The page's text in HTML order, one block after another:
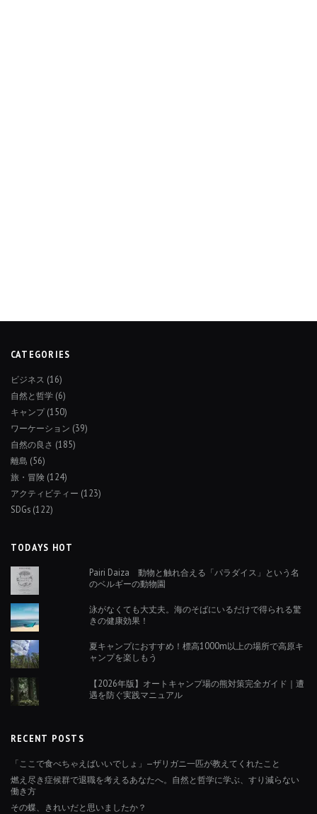
CATEGORIES
ビジネス (16)
自然と哲学 (6)
キャンプ(150)
ワーケーション (39)
自然の良さ (185)
離島 (56)
旅・冒険 (124)
アクティビティー (123)
SDGs (122)
TODAYS HOT
Pairi Daiza 動物と触れ合える「パラダイス」という名
のベルギーの動物園
泳がなくても大丈夫。海のそばにいるだけで得られる驚
きの健康効果！
夏キャンプにおすすめ！標高1000m以上の場所で高原キ
ャンプを楽しもう
【2026年版】オートキャンプ場の熊対策完全ガイド｜遭
遇を防ぐ実践マニュアル
RECENT POSTS
「ここで食べちゃえばいいでしょ」—ザリガニ一匹が教えてくれたこと
燃え尽き症候群で退職を考えるあなたへ。自然と哲学に学ぶ、すり減らない
働き方
その蝶、きれいだと思いましたか？